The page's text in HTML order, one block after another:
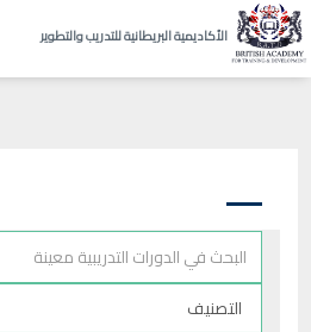
الأكاديمية البريطانية للتدريب والتطوير